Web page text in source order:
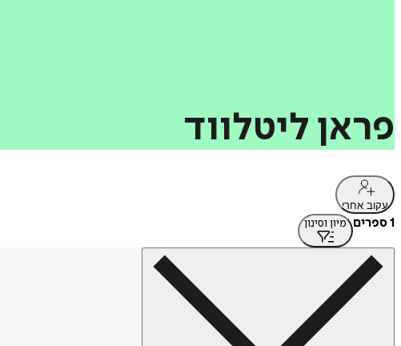
פראן ליטלווד
עקוב אחרי
1 ספרים מיון וסינון